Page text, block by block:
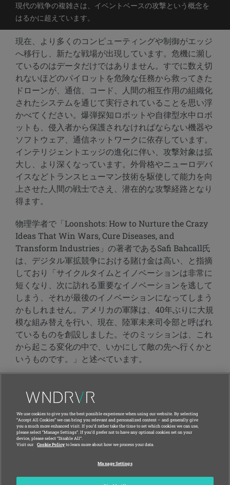
現代の戦争の複雑さは、イベントベースの攻撃という概念を
はるかに超えています。
現在、より多くのコンピューティングや制御がエッジ
へ移行し、新たな戦場が出現しています。危機に瀕し
ているのはデータだけではありません。すでに数え切
れないほどのパイロットを危険な任務から救ってきた
ドローンが、通信、コード、人間の相互作用の組織化
されたシステムを通じて実行されていることを思い浮
かべてください。爆弾探知ロボットや自律型水中ロボ
ットも、侵入者から保護されなければならない機器や
ソフトウェア、通信ネットワークに依存しています。
インテリジェントエッジの進化に伴い、攻撃対象は拡
大し、より深くなっています。外骨格やニューロデバ
イスなどトランスヒューマン技術を駆使して能力を向
上させた人間の戦士でさえ、潜在的な攻撃経路となり
得ます。
物理学者で「Loonshots: How to Nurture the Crazy
Ideas That Win Wars, Cure Diseases, and
Transform Industries」の著者であるSafi Bahcall氏
は、デジタル軍拡競争における賭け金は高い、と指摘
しており「サイクルタイムとイノベーションは非常に
短くなり、次に訪れる重要なイノベーションを逃して
しまう、それが最後のイノベーションになってしまう
かもしれません。アメリカの軍隊は、40年ぶりに大規
模な組み替えを行い、現在、陸軍未来司令部と呼ばれ
ているものを創設しました。そのミッションは、これ
から起こる変化の中で、いかにして敵の先へ行くかと
いうものです。」と述べています。
Are Behind a Broad Espionage Campaign That Has Compromised U.S.
December 14, 2020
2 Greg Myre and Shannon Bond, “Top Cyber Firm, FireEye, Says It’s
Been Hacked by a Foreign Govt.,” NPR, December 8, 2020
We use cookies to give you the best possible experience when using our website. By selecting
“Accept All Cookies” we can bring you relevant and personalized content – and generally give
you a much more enhanced visit. If you’d rather take the time to set which cookies we can use,
please select “Manage Settings”. If you’d prefer not to have any optional cookies set on your
device, please select “Disable All”.
Visit our
Cookie Policyto learn more about how we process your data.
Manage Settings